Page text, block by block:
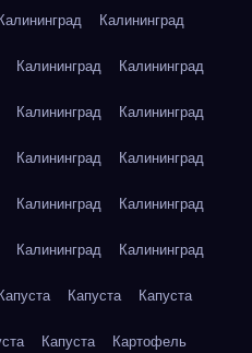
Калининград Калининград
Калининград Калининград
Калининград Калининград
Калининград Калининград
Калининград Калининград
Калининград Калининград
Капуста Капуста Капуста
Капуста Картофель